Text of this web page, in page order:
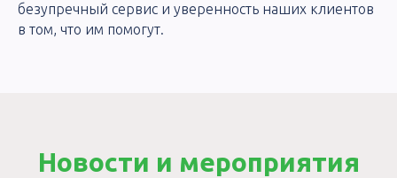
безупречный сервис и уверенность наших клиентов
в том, что им помогут.
Новости и мероприятия